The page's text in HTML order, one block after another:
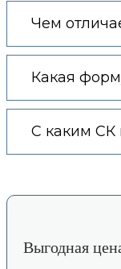
Чем
Какая
С каким СК
Выгодная